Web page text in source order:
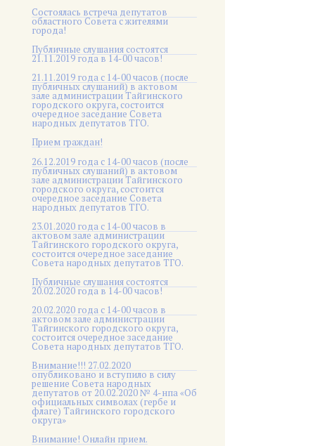
Состоялась встреча депутатов
областного Совета с жителями
города!
Публичные слушания состоятся
21.11.2019 года в 14-00 часов!
21.11.2019 года с 14-00 часов (после
публичных слушаний) в актовом
зале администрации Тайгинского
городского округа, состоится
очередное заседание Совета
народных депутатов ТГО.
Прием граждан!
26.12.2019 года с 14-00 часов (после
публичных слушаний) в актовом
зале администрации Тайгинского
городского округа, состоится
очередное заседание Совета
народных депутатов ТГО.
23.01.2020 года с 14-00 часов в
актовом зале администрации
Тайгинского городского округа,
состоится очередное заседание
Совета народных депутатов ТГО.
Публичные слушания состоятся
20.02.2020 года в 14-00 часов!
20.02.2020 года с 14-00 часов в
актовом зале администрации
Тайгинского городского округа,
состоится очередное заседание
Совета народных депутатов ТГО.
Внимание!!! 27.02.2020
опубликовано и вступило в силу
решение Совета народных
депутатов от 20.02.2020 № 4-нпа «Об
официальных символах (гербе и
флаге) Тайгинского городского
округа»
Внимание! Онлайн прием.